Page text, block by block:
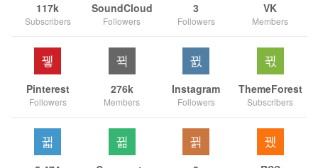
117k
Subscribers
SoundCloud
Followers
3
Followers
VK
Members
Pinterest
Followers
276k
Members
Instagram
Followers
ThemeForest
Subscribers